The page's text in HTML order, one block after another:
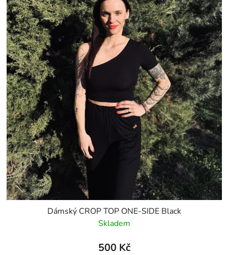
Dámský CROP TOP ONE-SIDE Black
Skladem
500 Kč